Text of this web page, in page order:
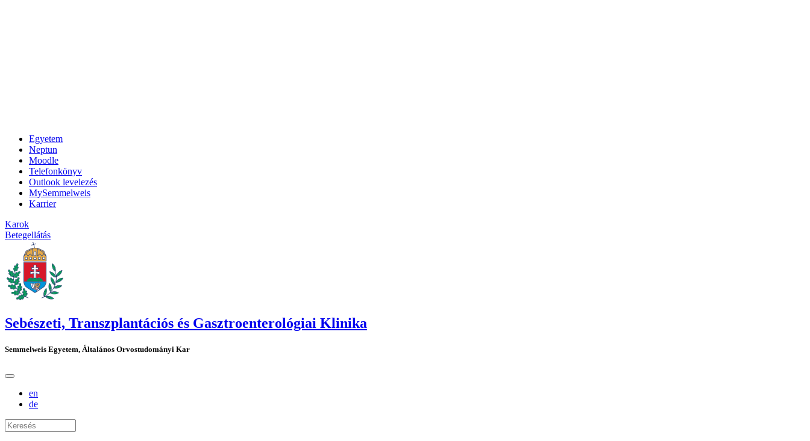
Egyetem
Neptun
Moodle
Telefonkönyv
Outlook levelezés
MySemmelweis
Karrier
Karok
Betegellátás
Sebészeti, Transzplantációs és Gasztroenterológiai Klinika
Semmelweis Egyetem, Általános Orvostudományi Kar
en
de